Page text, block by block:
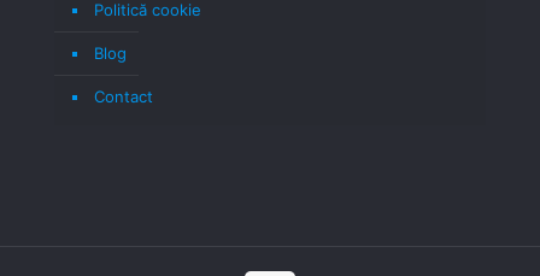
Politică cookie
Blog
Contact